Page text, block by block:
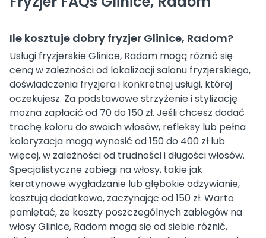
Ile kosztuje dobry fryzjer Glinice, Radom?
Usługi fryzjerskie Glinice, Radom mogą różnić się
ceną w zależności od lokalizacji salonu fryzjerskiego,
doświadczenia fryzjera i konkretnej usługi, której
oczekujesz. Za podstawowe strzyżenie i stylizację
można zapłacić od 70 do 150 zł. Jeśli chcesz dodać
trochę koloru do swoich włosów, refleksy lub pełna
koloryzacja mogą wynosić od 150 do 400 zł lub
więcej, w zależności od trudności i długości włosów.
Specjalistyczne zabiegi na włosy, takie jak
keratynowe wygładzanie lub głębokie odżywianie,
kosztują dodatkowo, zaczynając od 150 zł. Warto
pamiętać, że koszty poszczególnych zabiegów na
włosy Glinice, Radom mogą się od siebie różnić,